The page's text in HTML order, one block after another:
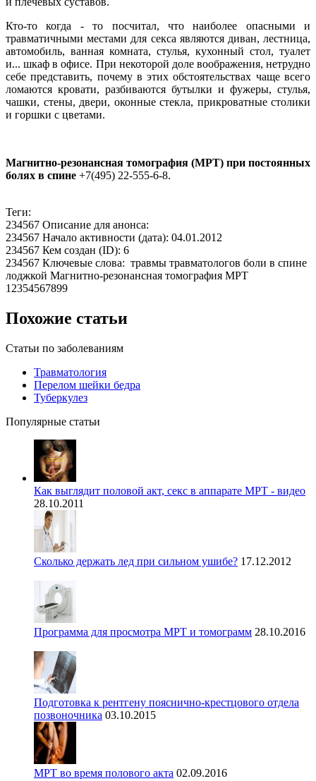
Кто-то когда - то посчитал, что наиболее опасными и
травматичными местами для секса являются диван, лестница,
автомобиль, ванная комната, стулья, кухонный стол, туалет
и... шкаф в офисе. При некоторой доле воображения, нетрудно
себе представить, почему в этих обстоятельствах чаще всего
ломаются кровати, разбиваются бутылки и фужеры, стулья,
чашки, стены, двери, оконные стекла, прикроватные столики
и горшки с цветами.
Магнитно-резонансная томография (МРТ) при постоянных
болях в спине +7(495) 22-555-6-8.
Теги:
234567 Описание для анонса:
234567 Начало активности (дата): 04.01.2012
234567 Кем создан (ID): 6
234567 Ключевые слова: травмы травматологов боли в спине
лоджкой Магнитно-резонансная томография МРТ
12354567899
Похожие статьи
Статьи по заболеваниям
Травматология
Перелом шейки бедра
Туберкулез
Популярные статьи
Как выглядит половой акт, секс в аппарате МРТ - видео
28.10.2011
Сколько держать лед при сильном ушибе? 17.12.2012
Программа для просмотра МРТ и томограмм 28.10.2016
Подготовка к рентгену пояснично-крестцового отдела
позвоночника 03.10.2015
МРТ во время полового акта 02.09.2016